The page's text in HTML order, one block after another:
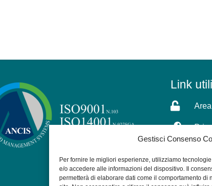
Gestisci Consenso
Per fornire le migliori esperienze, utilizziamo
e/o accedere alle informazioni del dispositivo. Il
permetterà di elaborare dati come il comportamento di
Link utili


